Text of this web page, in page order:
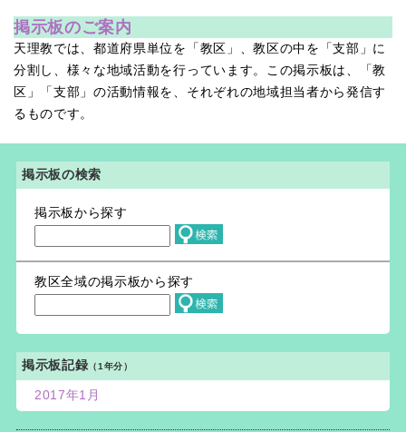
掲示板のご案内
天理教では、都道府県単位を「教区」、教区の中を「支部」に
分割し、様々な地域活動を行っています。この掲示板は、「教
区」「支部」の活動情報を、それぞれの地域担当者から発信す
るものです。
掲示板の検索
掲示板から探す
教区全域の掲示板から探す
掲示板記録 （1年分）
2017年1月